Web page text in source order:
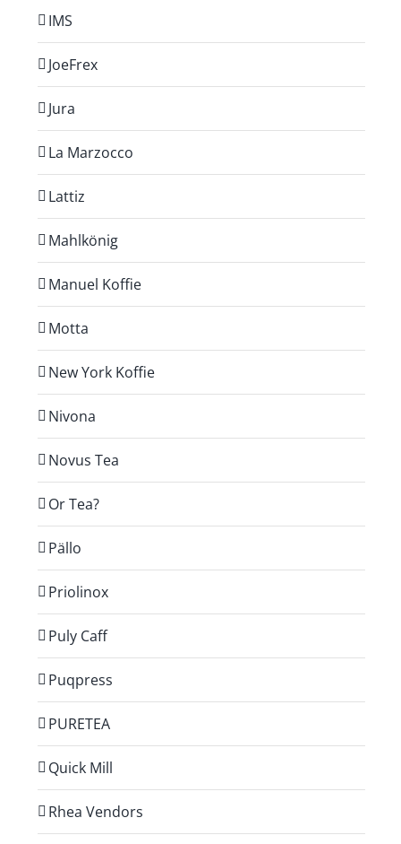
IMS
JoeFrex
Jura
La Marzocco
Lattiz
Mahlkönig
Manuel Koffie
Motta
New York Koffie
Nivona
Novus Tea
Or Tea?
Pällo
Priolinox
Puly Caff
Puqpress
PURETEA
Quick Mill
Rhea Vendors